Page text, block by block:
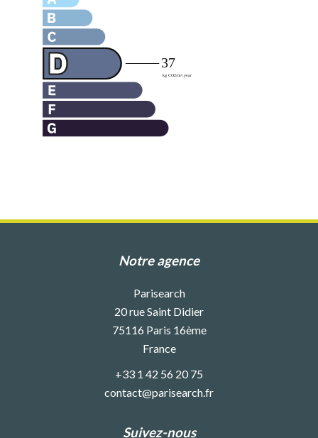
Notre agence
Parisearch
20 rue Saint Didier
75116 Paris 16ème
France
+33 1 42 56 20 75
contact@parisearch.fr
Suivez-nous